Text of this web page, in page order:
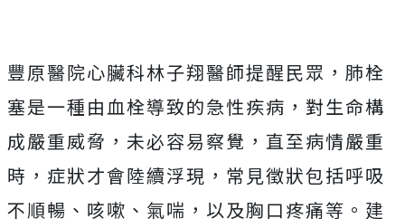
豐原醫院心臟科林子翔醫師提醒民眾，肺栓
塞是一種由血栓導致的急性疾病，對生命構
成嚴重威脅，未必容易察覺，直至病情嚴重
時，症狀才會陸續浮現，常見徵狀包括呼吸
不順暢、咳嗽、氣喘，以及胸口疼痛等。建